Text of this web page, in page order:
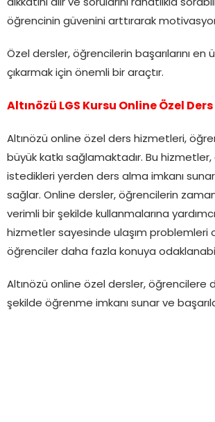
dikkatini alır ve sorularını rahatlıkla
öğrencinin güvenini arttırarak
Özel dersler, öğrencilerin başarılarını en
çıkarmak için önemli bir araçtır.
Altınözü LGS Kursu Online Özel Ders
Altınözü online özel ders hizmetleri,
büyük katkı sağlamaktadır. Bu
istedikleri yerden ders alma imkanı
sağlar. Online dersler, öğrencilerin
verimli bir şekilde kullanmalarına
hizmetler sayesinde ulaşım problemleri
öğrenciler daha fazla konuya
Altınözü online özel dersler, öğrencilere
şekilde öğrenme imkanı sunar ve